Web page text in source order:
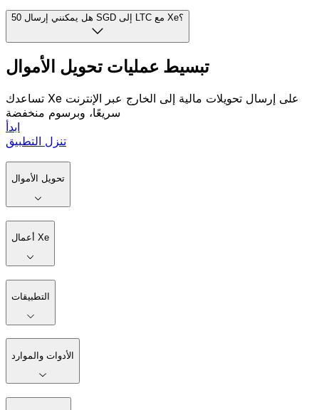
هل يمكنني إرسال 50 SGD إلى LTC مع Xe؟
تبسيط عمليات تحويل الأموال
تساعدك Xe على إرسال تحويلات مالية إلى الخارج عبر الإنترنت
سريعًا، وبرسوم منخفضة
ابدأ
تنزل التطبيق
تحويل الأموال
أعمال Xe
التطبيقات
الأدوات والموارد